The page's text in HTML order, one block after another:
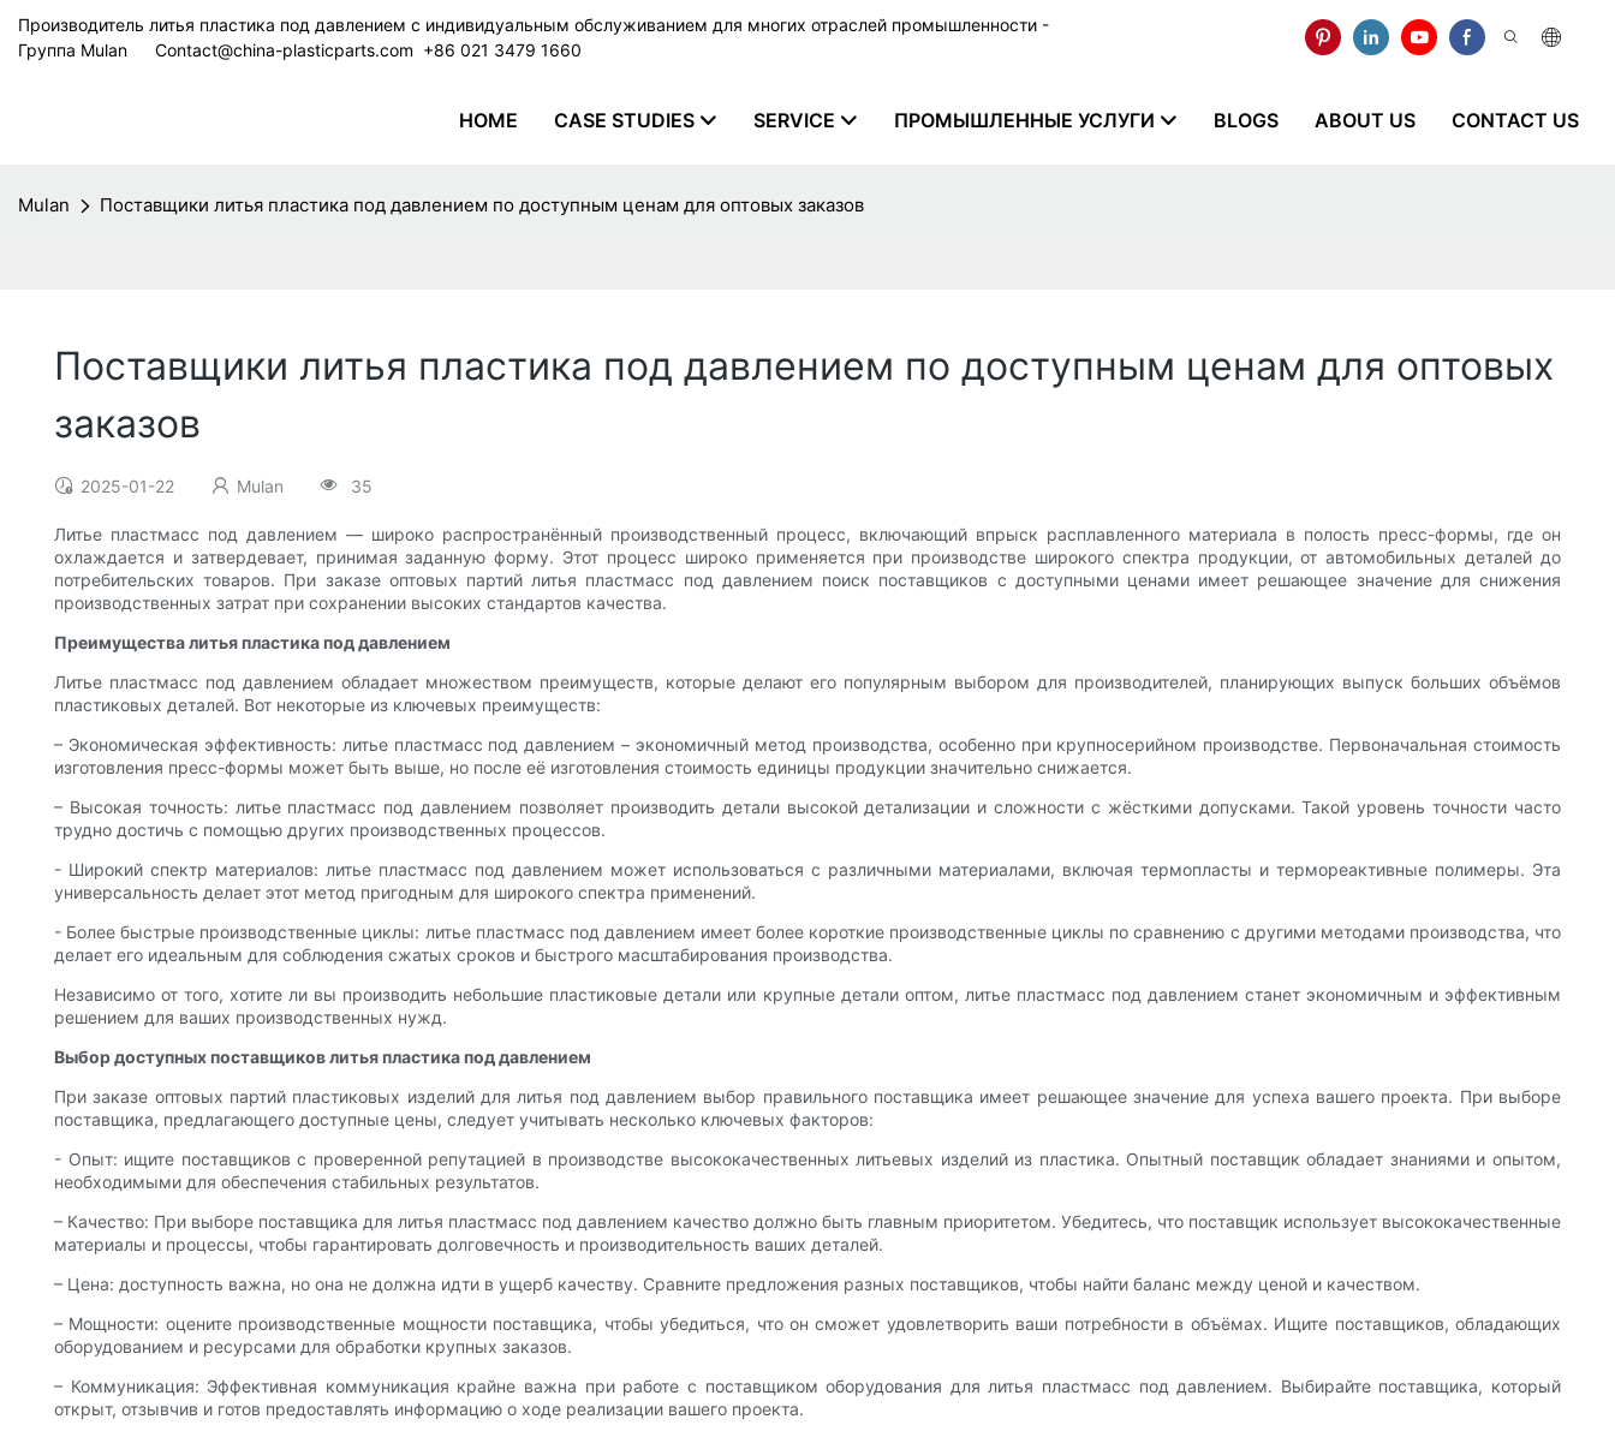
Производитель литья пластика под давлением с индивидуальным обслуживанием для многих отраслей промышленности -
Группа Mulan
Contact@china-plasticparts.com ​​​​​​​ +86 021 3479 1660
HOME CASE STUDIES SERVICE ПРОМЫШЛЕННЫЕ УСЛУГИ BLOGS ABOUT US CONTACT US
Mulan Поставщики литья пластика под давлением по доступным ценам для оптовых заказов
Поставщики литья пластика под давлением по доступным ценам для оптовых
заказов
2025-01-22 Mulan 35
Литье пластмасс под давлением — широко распространённый производственный процесс, включающий впрыск расплавленного материала в полость пресс-формы, где он
охлаждается и затвердевает, принимая заданную форму. Этот процесс широко применяется при производстве широкого спектра продукции, от автомобильных деталей до
потребительских товаров. При заказе оптовых партий литья пластмасс под давлением поиск поставщиков с доступными ценами имеет решающее значение для снижения
производственных затрат при сохранении высоких стандартов качества.
Преимущества литья пластика под давлением
Литье пластмасс под давлением обладает множеством преимуществ, которые делают его популярным выбором для производителей, планирующих выпуск больших объёмов
пластиковых деталей. Вот некоторые из ключевых преимуществ:
– Экономическая эффективность: литье пластмасс под давлением – экономичный метод производства, особенно при крупносерийном производстве. Первоначальная стоимость
изготовления пресс-формы может быть выше, но после её изготовления стоимость единицы продукции значительно снижается.
– Высокая точность: литье пластмасс под давлением позволяет производить детали высокой детализации и сложности с жёсткими допусками. Такой уровень точности часто
трудно достичь с помощью других производственных процессов.
- Широкий спектр материалов: литье пластмасс под давлением может использоваться с различными материалами, включая термопласты и термореактивные полимеры. Эта
универсальность делает этот метод пригодным для широкого спектра применений.
- Более быстрые производственные циклы: литье пластмасс под давлением имеет более короткие производственные циклы по сравнению с другими методами производства, что
делает его идеальным для соблюдения сжатых сроков и быстрого масштабирования производства.
Независимо от того, хотите ли вы производить небольшие пластиковые детали или крупные детали оптом, литье пластмасс под давлением станет экономичным и эффективным
решением для ваших производственных нужд.
Выбор доступных поставщиков литья пластика под давлением
При заказе оптовых партий пластиковых изделий для литья под давлением выбор правильного поставщика имеет решающее значение для успеха вашего проекта. При выборе
поставщика, предлагающего доступные цены, следует учитывать несколько ключевых факторов:
- Опыт: ищите поставщиков с проверенной репутацией в производстве высококачественных литьевых изделий из пластика. Опытный поставщик обладает знаниями и опытом,
необходимыми для обеспечения стабильных результатов.
– Качество: При выборе поставщика для литья пластмасс под давлением качество должно быть главным приоритетом. Убедитесь, что поставщик использует высококачественные
материалы и процессы, чтобы гарантировать долговечность и производительность ваших деталей.
– Цена: доступность важна, но она не должна идти в ущерб качеству. Сравните предложения разных поставщиков, чтобы найти баланс между ценой и качеством.
– Мощности: оцените производственные мощности поставщика, чтобы убедиться, что он сможет удовлетворить ваши потребности в объёмах. Ищите поставщиков, обладающих
оборудованием и ресурсами для обработки крупных заказов.
– Коммуникация: Эффективная коммуникация крайне важна при работе с поставщиком оборудования для литья пластмасс под давлением. Выбирайте поставщика, который
открыт, отзывчив и готов предоставлять информацию о ходе реализации вашего проекта.